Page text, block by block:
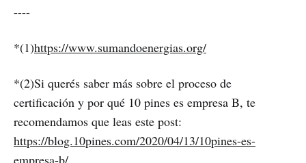
----
*(1)https://www.sumandoenergias.org/
*(2)Si querés saber más sobre el proceso de
certificación y por qué 10 pines es empresa B, te
recomendamos que leas este post:
https://blog.10pines.com/2020/04/13/10pines-es-
empresa-b/